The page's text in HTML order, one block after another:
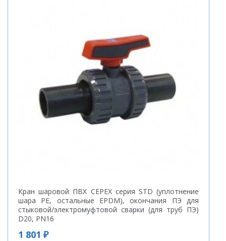
Кран шаровой ПВХ CEPEX серия STD (уплотнение
шара PE, остальные EPDM), окончания ПЭ для
стыковой/электромуфтовой сварки (для труб ПЭ)
D20, PN16
1 801 ₽